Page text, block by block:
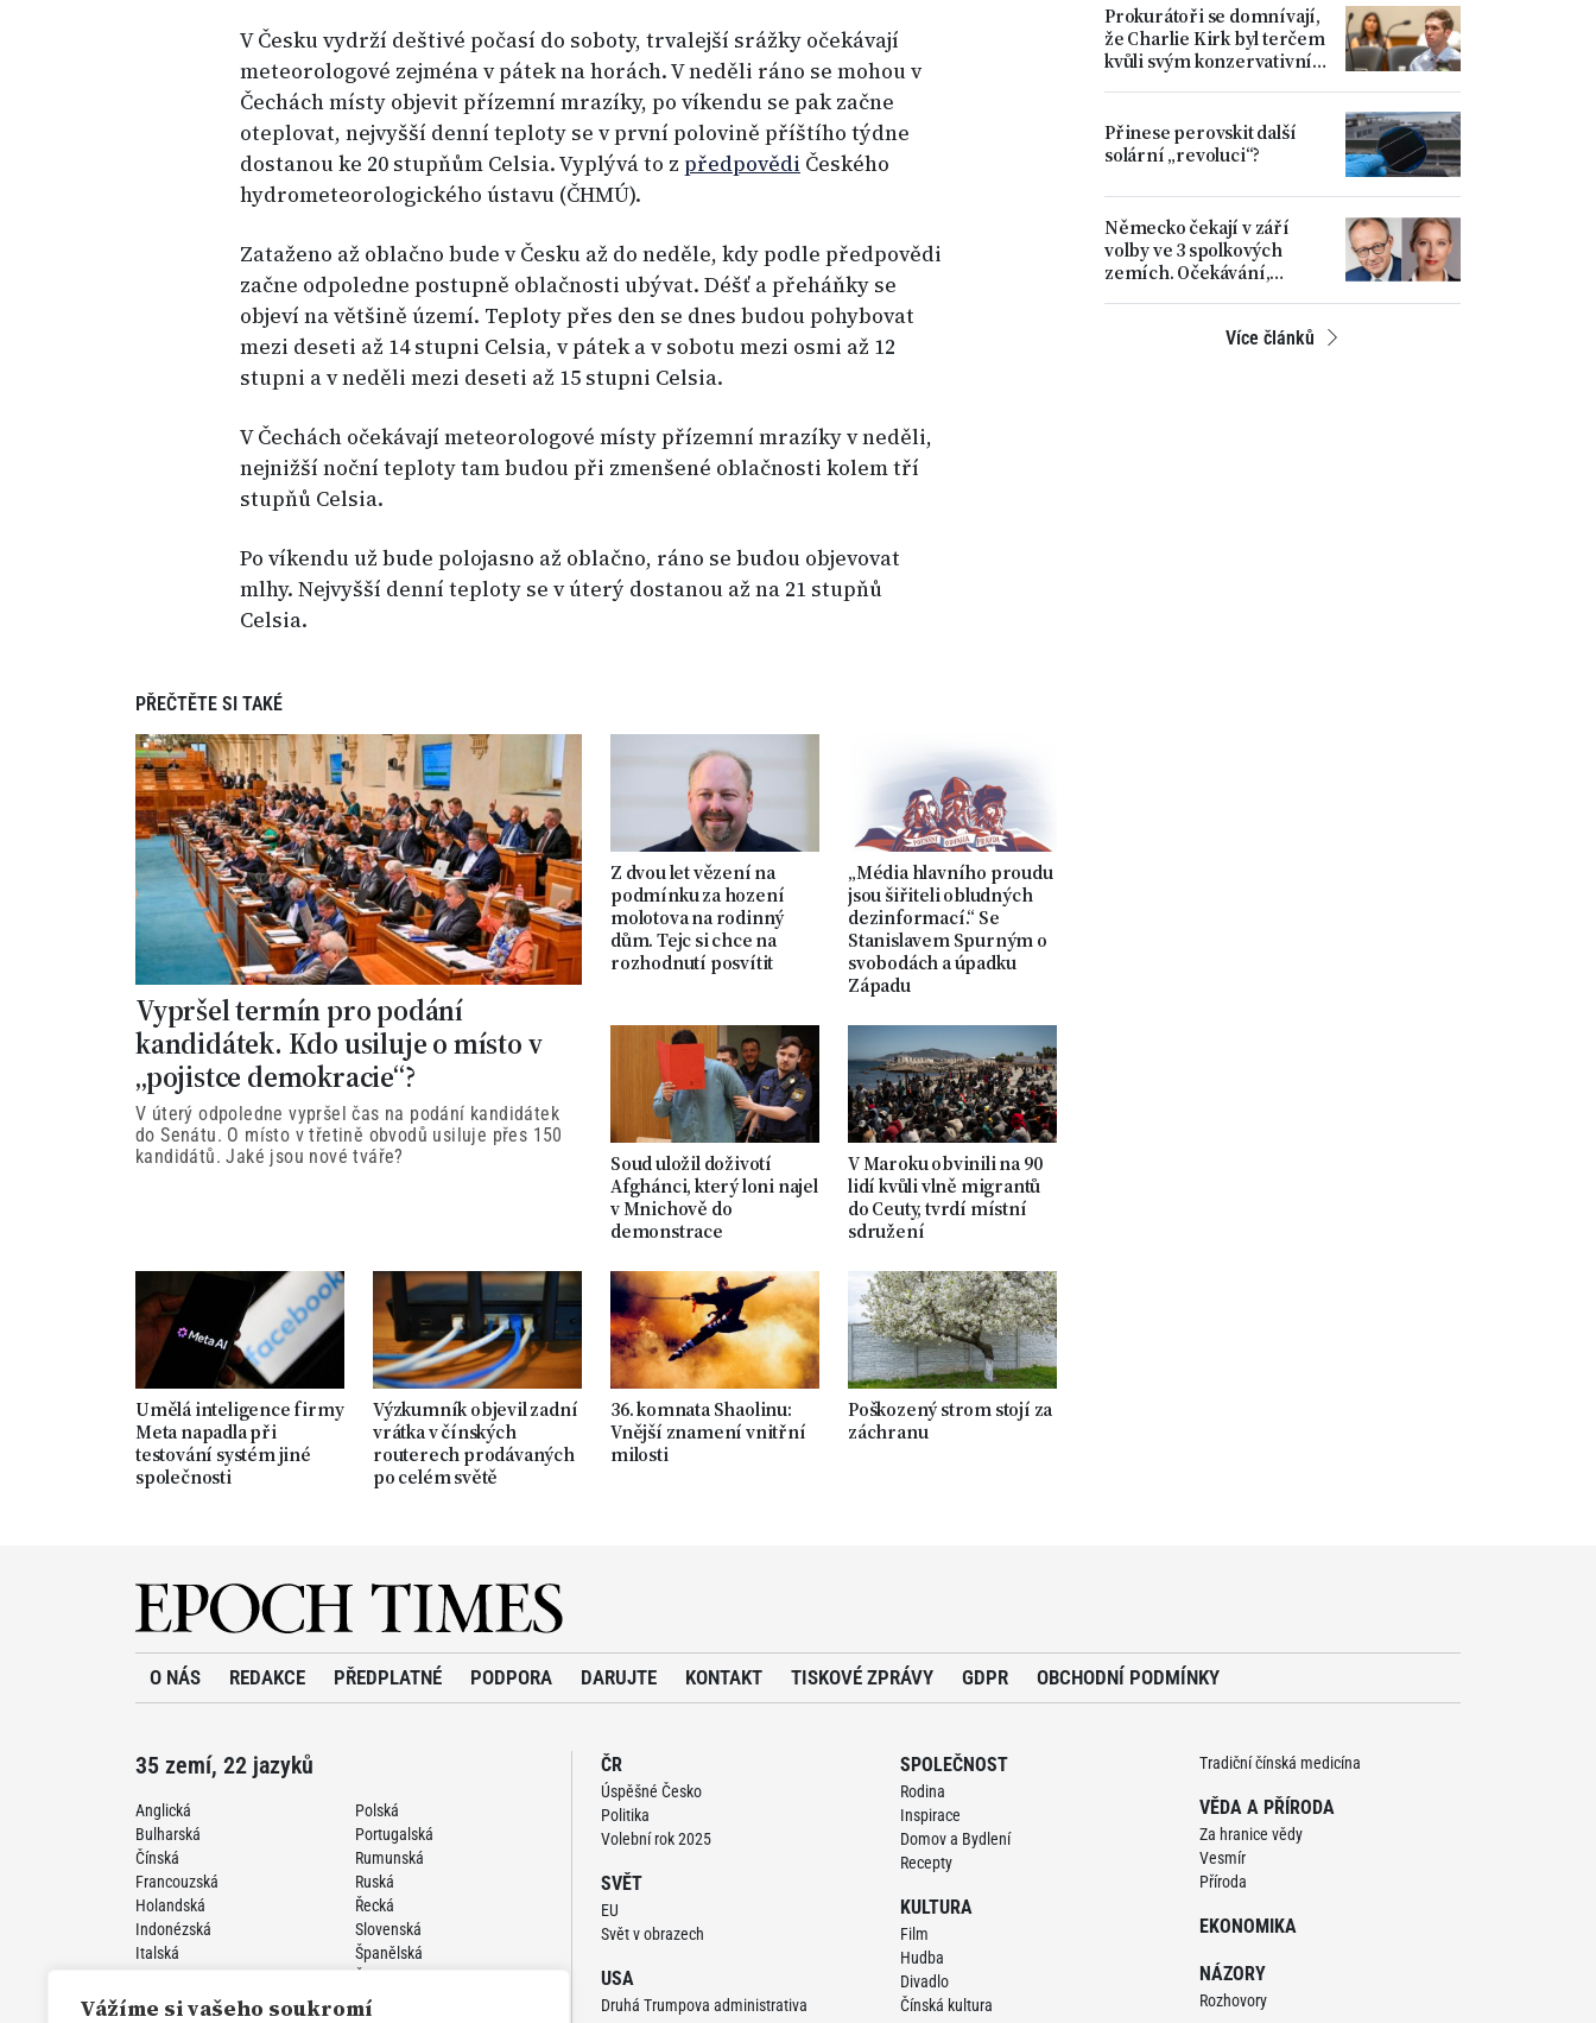
Vážíme si vašeho soukromí
V Česku vydrží deštivé počasí do soboty, trvalejší srážky očekávají
meteorologové zejména v pátek na horách. V neděli ráno se mohou v
Čechách místy objevit přízemní mrazíky, po víkendu se pak začne
oteplovat, nejvyšší denní teploty se v první polovině příštího týdne
dostanou ke 20 stupňům Celsia. Vyplývá to z předpovědi Českého
hydrometeorologického ústavu (ČHMÚ).
Zataženo až oblačno bude v Česku až do neděle, kdy podle předpovědi
začne odpoledne postupně oblačnosti ubývat. Déšť a přeháňky se
objeví na většině území. Teploty přes den se dnes budou pohybovat
mezi deseti až 14 stupni Celsia, v pátek a v sobotu mezi osmi až 12
stupni a v neděli mezi deseti až 15 stupni Celsia.
V Čechách očekávají meteorologové místy přízemní mrazíky v neděli,
nejnižší noční teploty tam budou při zmenšené oblačnosti kolem tří
stupňů Celsia.
Po víkendu už bude polojasno až oblačno, ráno se budou objevovat
mlhy. Nejvyšší denní teploty se v úterý dostanou až na 21 stupňů
Celsia.
PŘEČTĚTE SI TAKÉ
Vypršel termín pro podání
kandidátek. Kdo usiluje o místo v
„pojistce demokracie“?
V úterý odpoledne vypršel čas na podání kandidátek
do Senátu. O místo v třetině obvodů usiluje přes 150
kandidátů. Jaké jsou nové tváře?
Z dvou let vězení na
podmínku za hození
molotova na rodinný
dům. Tejc si chce na
rozhodnutí posvítit
„Média hlavního proudu
jsou šiřiteli obludných
dezinformací.“ Se
Stanislavem Spurným o
svobodách a úpadku
Západu
Soud uložil doživotí
Afghánci, který loni najel
v Mnichově do
demonstrace
V Maroku obvinili na 90
lidí kvůli vlně migrantů
do Ceuty, tvrdí místní
sdružení
Umělá inteligence firmy
Meta napadla při
testování systém jiné
společnosti
Výzkumník objevil zadní
vrátka v čínských
routerech prodávaných
po celém světě
36. komnata Shaolinu:
Vnější znamení vnitřní
milosti
Poškozený strom stojí za
záchranu
Prokurátoři se domnívají,
že Charlie Kirk byl terčem
kvůli svým konzervativním
Přinese perovskit další
solární „revoluci“?
Německo čekají v září
volby ve 3 spolkových
zemích. Očekávání,
Více článků
O NÁS REDAKCE PŘEDPLATNÉ PODPORA DARUJTE KONTAKT TISKOVÉ ZPRÁVY GDPR OBCHODNÍ PODMÍNKY
35 zemí, 22 jazyků
Anglická
Bulharská
Čínská
Francouzská
Holandská
Indonézská
Italská
Korejská
Polská
Portugalská
Rumunská
Ruská
Řecká
Slovenská
Španělská
Turecká
ČR
Úspěšné Česko
Politika
Volební rok 2025
SVĚT
EU
Svět v obrazech
USA
Druhá Trumpova administrativa
SPOLEČNOST
Rodina
Inspirace
Domov a Bydlení
Recepty
KULTURA
Film
Hudba
Divadlo
Čínská kultura
Tradiční čínská medicína
VĚDA A PŘÍRODA
Za hranice vědy
Vesmír
Příroda
EKONOMIKA
NÁZORY
Rozhovory